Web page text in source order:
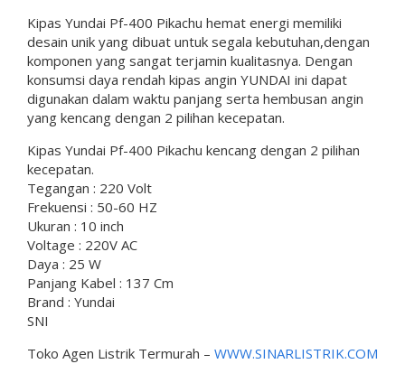
Kipas Yundai Pf-400 Pikachu hemat energi memiliki
desain unik yang dibuat untuk segala kebutuhan,dengan
komponen yang sangat terjamin kualitasnya. Dengan
konsumsi daya rendah kipas angin YUNDAI ini dapat
digunakan dalam waktu panjang serta hembusan angin
yang kencang dengan 2 pilihan kecepatan.
Kipas Yundai Pf-400 Pikachu kencang dengan 2 pilihan
kecepatan.
Tegangan : 220 Volt
Frekuensi : 50-60 HZ
Ukuran : 10 inch
Voltage : 220V AC
Daya : 25 W
Panjang Kabel : 137 Cm
Brand : Yundai
SNI
Toko Agen Listrik Termurah – WWW.SINARLISTRIK.COM